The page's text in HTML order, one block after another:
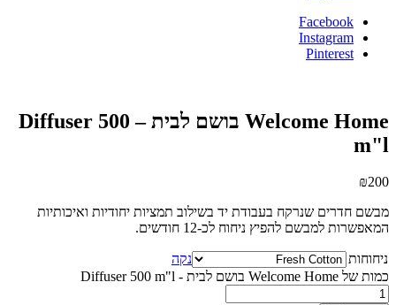
Facebook
Instagram
Pinterest
Welcome Home בושם לבית – Diffuser 500
m"l
₪200
מבשם חדרים שנרקח בעבודת יד בשילוב תמציות יחודיות ואיכותיות
המאפשרות למבשם להפיץ ניחוח לכ-12 חודשים.
ניחוחות
נקה
כמות של Welcome Home בושם לבית - Diffuser 500 m"l